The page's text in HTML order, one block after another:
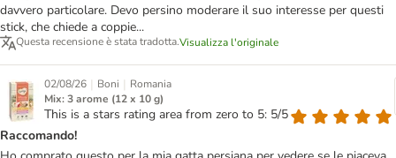
davvero particolare. Devo persino moderare il suo interesse per questi
stick, che chiede a coppie...
Questa recensione è stata tradotta.Visualizza l'originale
02/08/26 | Boni | Romania
Mix: 3 arome (12 x 10 g)
This is a stars rating area from zero to 5: 5/5
Raccomando!